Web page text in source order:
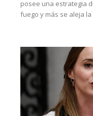
posee una estrategia
fuego y más se aleja